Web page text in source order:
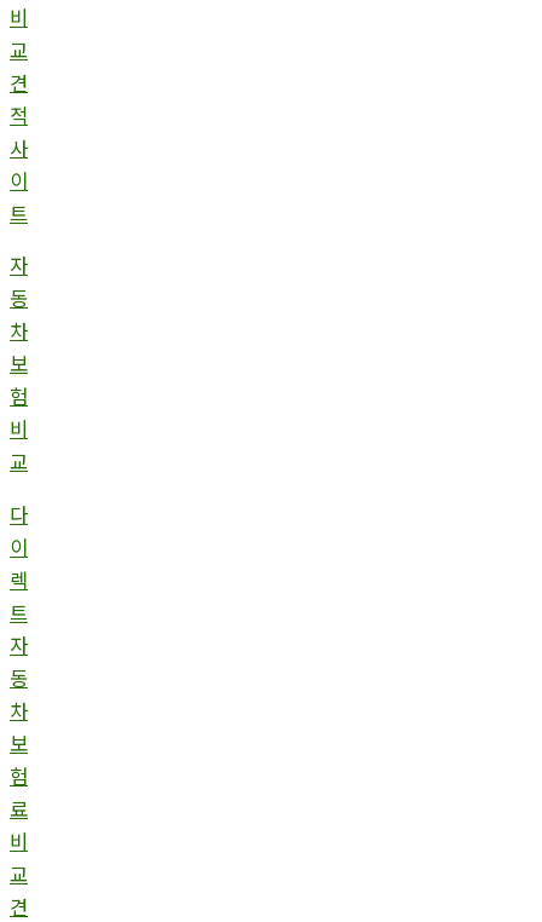
비
교
견
적
사
이
트
자
동
차
보
험
비
교
다
이
렉
트
자
동
차
보
험
료
비
교
견